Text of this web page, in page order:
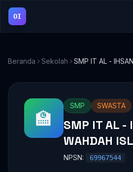
OI
Beranda Sekolah SMP IT AL -
🏫
SMP SWASTA
SMP IT AL -
WAHDAH
NPSN: 69967544